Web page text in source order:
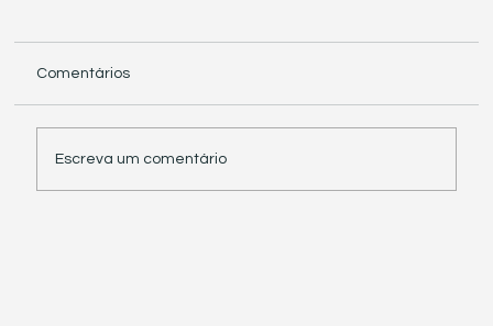
Comentários
Escreva um comentário